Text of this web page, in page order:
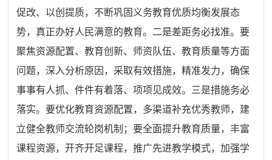
促改、以创提质，不断巩固义务教育优质均衡发展态
势，真正办好人民满意的教育。二是差距务必找准。要
聚焦资源配置、教育创新、师资队伍、教育质量等方面
问题，深入分析原因，采取有效措施，精准发力，确保
事事有人抓、件件有着落、项项见成效。三是措施务必
落实。要优化教育资源配置，多渠道补充优秀教师，建
立健全教师交流轮岗机制；要全面提升教育质量，丰富
课程资源，开齐开足课程，推广先进教学模式，加强学